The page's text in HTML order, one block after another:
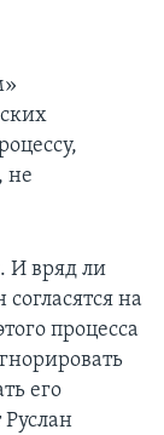
не
И вряд ли
на
процесса
его